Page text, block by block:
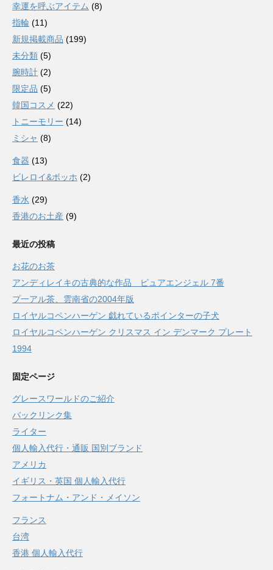
幸運を呼ぶアイテム (8)
指輪 (11)
新規掲載商品 (199)
未分類 (5)
腕時計 (2)
限定品 (5)
韓国コスメ (22)
トニーモリー (14)
ミシャ (8)
食器 (13)
ビレロイ&ボッホ (2)
香水 (29)
香港のお土産 (9)
最近の投稿
お花のお茶
アンディレイキの古典的な作品 ピュアエンジェル 7番
プ一アル茶、雲南省の2004年版
ロイヤルコペンハーゲン 戯れているポインターの子犬
ロイヤルコペンハーゲン クリスマス イン デンマーク プレート
1994
固定ページ
グレースワールドのご紹介
バックリンク集
ライター
個人輸入代行・通販 国別ブランド
アメリカ
イギリス・英国 個人輸入代行
フォートナム・アンド・メイソン
フランス
台湾
香港 個人輸入代行